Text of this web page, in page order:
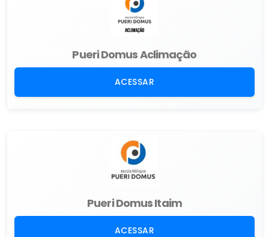
Pueri Domus Aclimação
ACESSAR
Pueri Domus Itaim
ACESSAR